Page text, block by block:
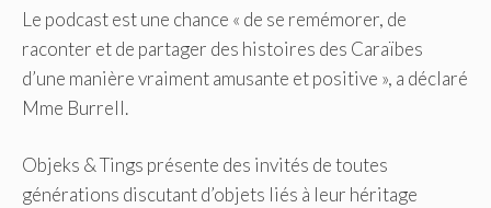
Le podcast est une chance « de se remémorer, de
raconter et de partager des histoires des Caraïbes
d’une manière vraiment amusante et positive », a déclaré
Mme Burrell.
Objeks & Tings présente des invités de toutes
générations discutant d’objets liés à leur héritage